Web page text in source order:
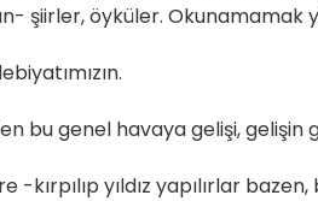
şiirler, öyküler. Okunamamak
bu genel havaya gelişi,
-kırpılıp yıldız yapılırlar